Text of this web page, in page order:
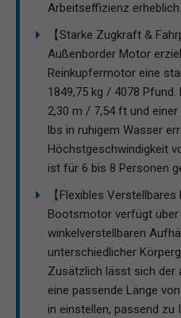
Arbeitseffizienz erheblich.
【Starke Zugkraft &
Außenborder Motor
Reinkupfermotor eine
1849,75 kg / 4078
2,30 m / 7,54 ft und
lbs in ruhigem Wasser
Höchstgeschwindigkeit
ist für 6 bis 8 Personen
【Flexibles
Bootsmotor verfügt über
winkelverstellbaren
unterschiedlicher
Zusätzlich lässt sich der
eine passende Länge
in einstellen, passend zu